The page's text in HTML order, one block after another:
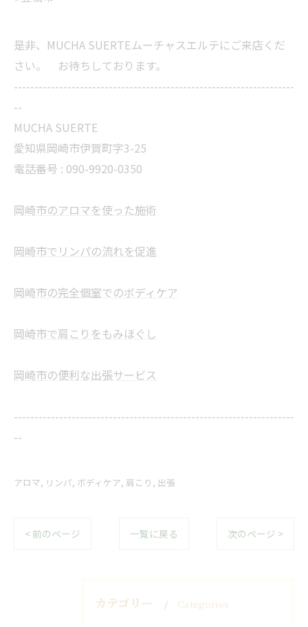
是非、MUCHA SUERTEムーチャスエルテにご来店くだ
さい。 お待ちしております。
--------------------------------------------------------------------
--
MUCHA SUERTE
愛知県岡崎市伊賀町字3-25
電話番号 : 090-9920-0350
岡崎市のアロマを使った施術
岡崎市でリンパの流れを促進
岡崎市の完全個室でのボディケア
岡崎市で肩こりをもみほぐし
岡崎市の便利な出張サービス
--------------------------------------------------------------------
--
アロマ リンパ ボディケア 肩こり 出張
< 前のページ 一覧に戻る 次のページ >
カテゴリー Categories